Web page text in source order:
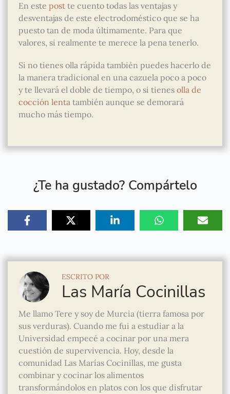
En este postte cuento todas las ventajas y
desventajas de este electrodoméstico que se ha
puesto tan de moda últimamente. Para que
valores, si realmente te merece la pena tenerlo.
Si no tienes olla rápida también puedes hacerlo de
la manera tradicional en una cazuela poco a poco
y te llevará el doble de tiempo, o si tienes olla de
cocción lentatambién aunque se demorará
mucho más tiempo.
¿Te ha gustado? Compártelo
ESCRITO POR
Las María Cocinillas
Me llamo Tere y soy de Murcia (tierra famosa por
sus verduras). Cuando me fui a estudiar a la
Universidad empecé a cocinar por una mera
cuestión de supervivencia. Hoy, desde la
comunidad Las Marías Cocinillas, me gusta
combinar y cocinar los alimentos
transformándolos en platos con los que disfrutar